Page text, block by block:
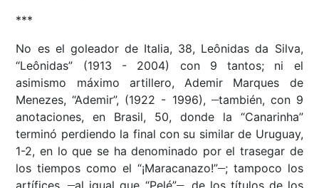
***
No es el goleador de Italia, 38, Leônidas da Silva,
“Leônidas” (1913 - 2004) con 9 tantos; ni el
asimismo máximo artillero, Ademir Marques de
Menezes, “Ademir”, (1922 - 1996),
también, con 9
anotaciones, en Brasil, 50, donde la “Canarinha”
terminó perdiendo la final con su similar de Uruguay,
1-2, en lo que se ha denominado por el trasegar de
los tiempos como el “¡Maracanazo!”__ ; tampoco los
__